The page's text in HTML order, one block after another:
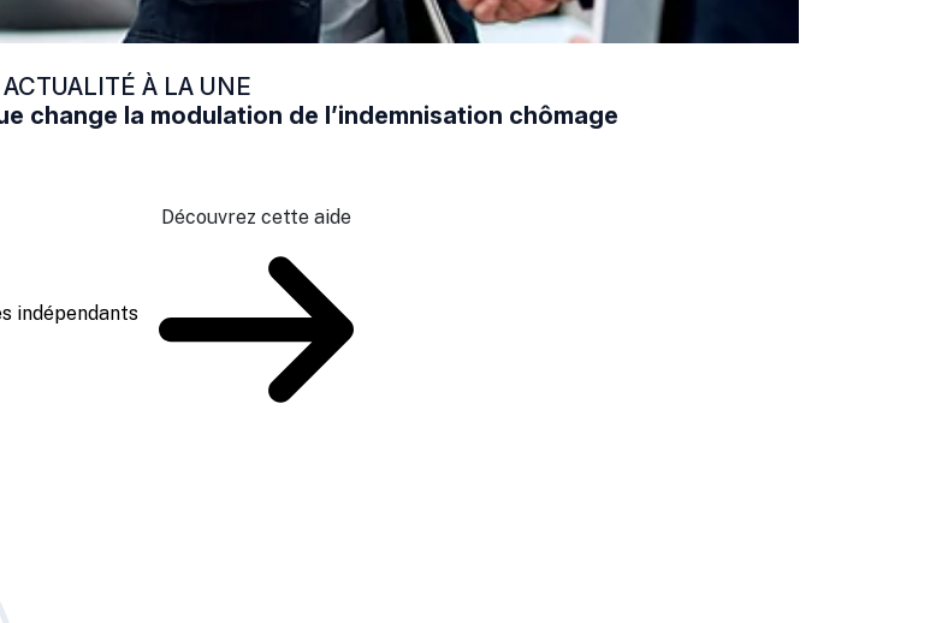
ACTUALITÉ À LA UNE
change la modulation de l’indemnisation chômage
indépendants
Découvrez cette aide